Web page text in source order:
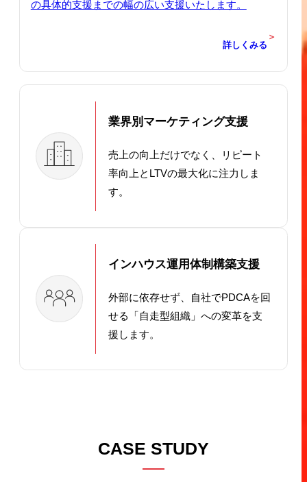
の具体的支援までの幅の広い支援いたします。
詳しくみる
＞
業界別マーケティング支援
売上の向上だけでなく、リピート
率向上とLTVの最大化に注力しま
す。
インハウス運用体制構築支援
外部に依存せず、自社でPDCAを回
せる「自走型組織」への変革を支
援します。
CASE STUDY